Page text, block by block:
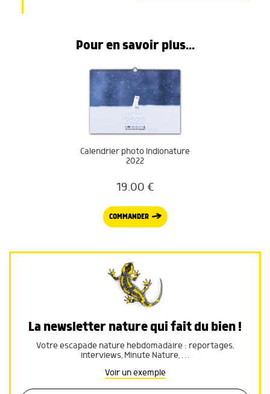
Pour en savoir plus...
Calendrier photo Indionature
2022
19.00 €
COMMANDER
La newsletter nature qui fait du bien !
Votre escapade nature hebdomadaire : reportages,
interviews, Minute Nature, …
Voir un exemple